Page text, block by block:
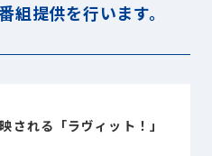
組提供を行います。
される「ラヴィット！」